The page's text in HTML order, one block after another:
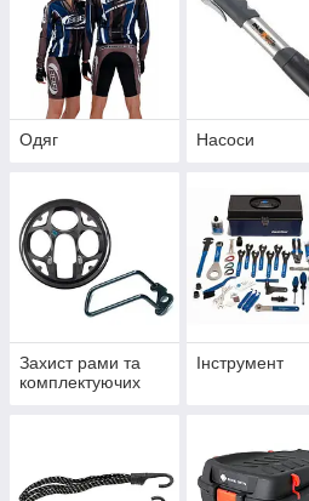
Одяг Насоси
Захист рами та
комплектуючих
Інструмент